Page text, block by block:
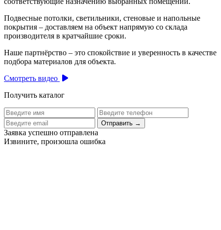
Подвесные потолки, светильники, стеновые и напольные
покрытия – доставляем на объект напрямую со склада
производителя в кратчайшие сроки.
Наше партнёрство – это спокойствие и уверенность в качестве
подбора материалов для объекта.
Смотреть видео
Получить каталог
Отправить →
Заявка успешно отправлена
Извините, произошла ошибка